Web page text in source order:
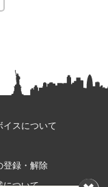
イスについて
登録・解除